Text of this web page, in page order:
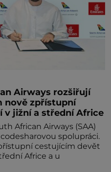
Airways rozšiřují
nově zpřístupní
v jižní a střední Africe
African Airways (SAA)
spolupráci.
cestujícím devět
Africe a u